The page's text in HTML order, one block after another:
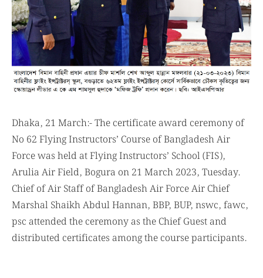
Dhaka, 21 March:- The certificate award ceremony of
No 62 Flying Instructors’ Course of Bangladesh Air
Force was held at Flying Instructors’ School (FIS),
Arulia Air Field, Bogura on 21 March 2023, Tuesday.
Chief of Air Staff of Bangladesh Air Force Air Chief
Marshal Shaikh Abdul Hannan, BBP, BUP, nswc, fawc,
psc attended the ceremony as the Chief Guest and
distributed certificates among the course participants.